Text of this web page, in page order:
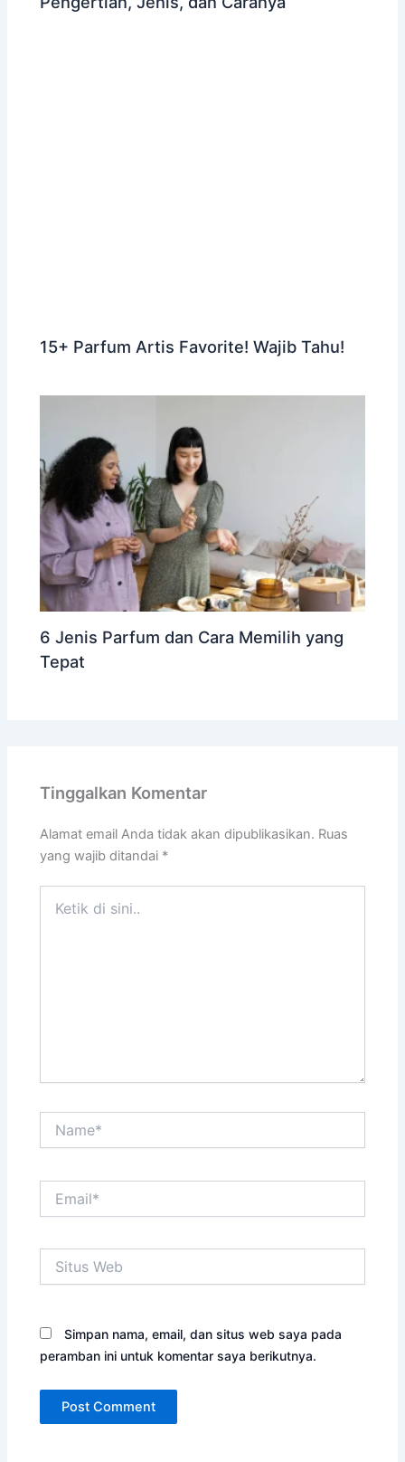
15+ Parfum Artis Favorite! Wajib Tahu!
6 Jenis Parfum dan Cara Memilih yang
Tepat
Tinggalkan Komentar
Alamat email Anda tidak akan dipublikasikan. Ruas
yang wajib ditandai *
Web
Simpan nama, email, dan situs web saya pada
peramban ini untuk komentar saya berikutnya.